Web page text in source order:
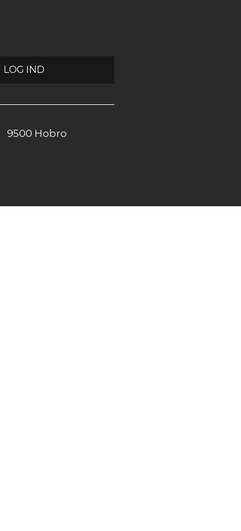
LOG IND
9500 Hobro